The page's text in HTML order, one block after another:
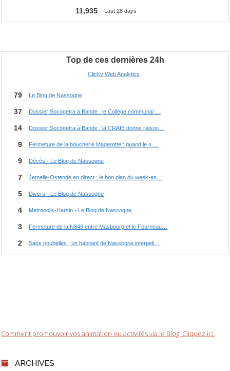
Comment promouvoir vos animation ou activités via le Blog. Cliquez ici.
ARCHIVES